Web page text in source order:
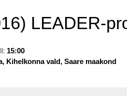
LEADER-
15:00
Kihelkonna vald, Saare maakond